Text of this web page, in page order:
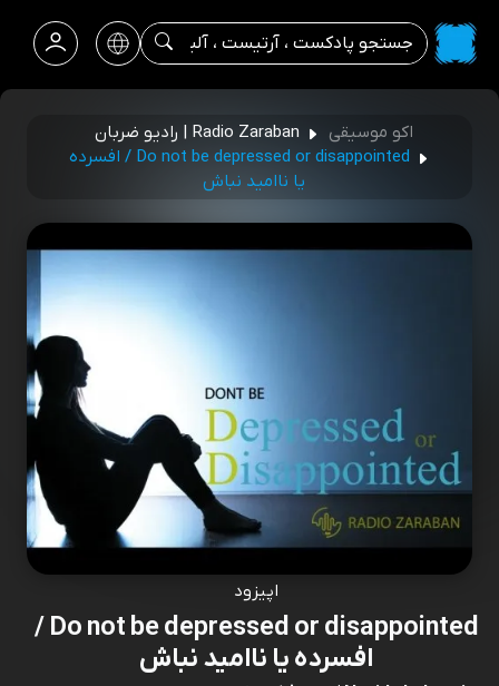
اکو موسیقی
Radio Zaraban | رادیو ضربان
Do not be depressed or disappointed / افسرده
یا ناامید نباش
اپیزود
Do not be depressed or disappointed /
افسرده یا ناامید نباش